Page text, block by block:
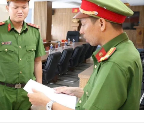
Tin 360
Magazine
Bạn cần biết